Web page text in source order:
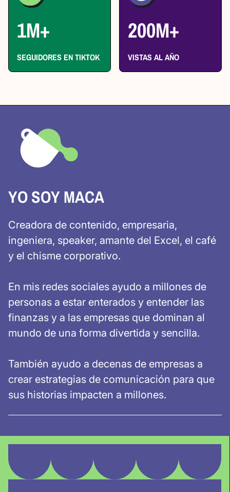
1M+
SEGUIDORES EN TIKTOK
200M+
VISTAS AL AÑO
YO SOY MACA
Creadora de contenido, empresaria,
ingeniera, speaker, amante del Excel, el café
y el chisme corporativo.
En mis redes sociales ayudo a millones de
personas a estar enterados y entender las
finanzas y a las empresas que dominan al
mundo de una forma divertida y sencilla.
También ayudo a decenas de empresas a
crear estrategias de comunicación para que
sus historias impacten a millones.